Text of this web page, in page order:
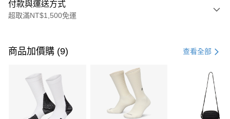
付款與運送方式
超取滿NT$1,500免運
信用卡一次付款
3 期 0 利率 每期 21家銀行
合作金庫商業銀行
第一商業銀行
華南商業銀行
彰化商業銀行
商品加價購 (9) 查看全部